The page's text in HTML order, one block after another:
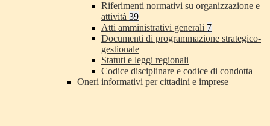
Riferimenti normativi su organizzazione e
attività 39
Atti amministrativi generali 7
Documenti di programmazione strategico-
gestionale
Statuti e leggi regionali
Codice disciplinare e codice di condotta
Oneri informativi per cittadini e imprese